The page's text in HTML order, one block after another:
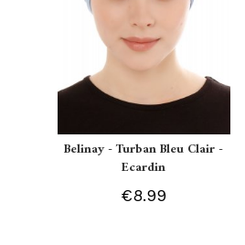
Belinay - Turban Bleu Clair -
Ecardin
€8.99